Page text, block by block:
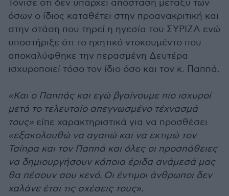
Τόνισε ότι δεν υπάρχει απόσταση μεταξύ των
όσων ο ίδιος καταθέτει στην προανακριτική και
στην στάση που τηρεί η ηγεσία του ΣΥΡΙΖΑ ενώ
υποστήριξε ότι το ηχητικό ντοκουμέντο που
αποκαλύφθηκε την περασμένη Δευτέρα
ισχυροποιεί τόσο τον ίδιο όσο και τον κ. Παππά.
«Και ο Παππάς και εγώ βγαίνουμε πιο ισχυροί
μετά το τελευταίο απεγνωσμένο τέχνασμά
τους» είπε χαρακτηριστικά για να προσθέσει
«εξακολουθώ να αγαπώ και να εκτιμώ τον
Τσίπρα και τον Παππά και όλες οι προσπάθειες
να δημιουργήσουν κάποια έριδα ανάμεσά μας
θα πέσουν σου κενό. Οι έντιμοι άνθρωποι δεν
χαλάνε έτσι τις σχέσεις τους».